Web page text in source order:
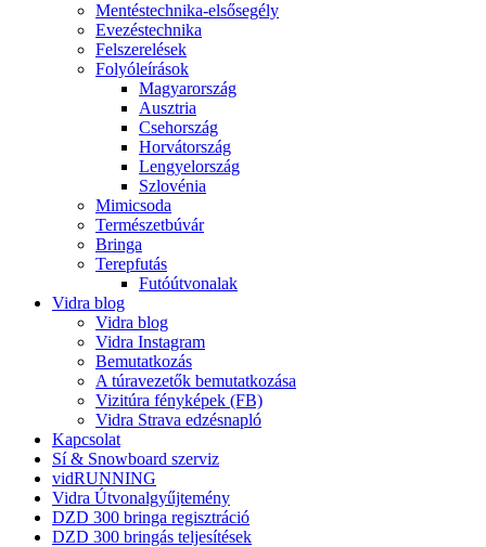
Mentéstechnika-elsősegély
Evezéstechnika
Felszerelések
Folyóleírások
Magyarország
Ausztria
Csehország
Horvátország
Lengyelország
Szlovénia
Mimicsoda
Természetbúvár
Bringa
Terepfutás
Futóútvonalak
Vidra blog
Vidra blog
Vidra Instagram
Bemutatkozás
A túravezetők bemutatkozása
Vizitúra fényképek (FB)
Vidra Strava edzésnapló
Kapcsolat
Sí & Snowboard szerviz
vidRUNNING
Vidra Útvonalgyűjtemény
DZD 300 bringa regisztráció
DZD 300 bringás teljesítések